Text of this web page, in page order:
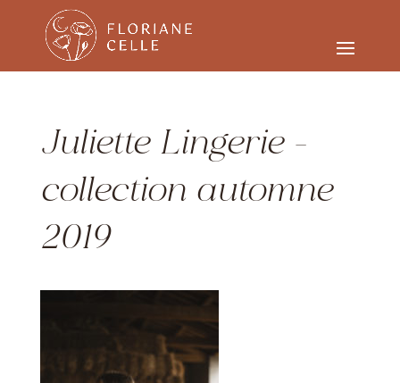
Juliette Lingerie –
collection automne
2019